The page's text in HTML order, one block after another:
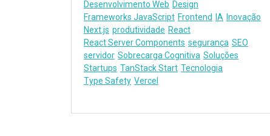
Desenvolvimento Web Design
Frameworks JavaScript Frontend IA Inovação
Next.js produtividade React
React Server Components segurança SEO
servidor Sobrecarga Cognitiva Soluções
Startups TanStack Start Tecnologia
Type Safety Vercel